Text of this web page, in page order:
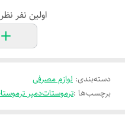
اولین نفر
دسته‌بندی: لوازم مصرفی
برچسب‌ها :ترموستاتدمپر